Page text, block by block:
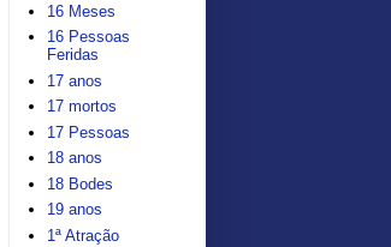
16 Meses
16 Pessoas
Feridas
17 anos
17 mortos
17 Pessoas
18 anos
18 Bodes
19 anos
1ª Atração